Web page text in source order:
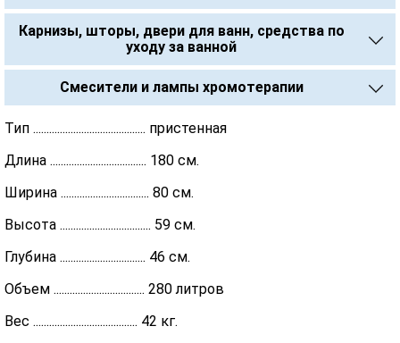
Карнизы, шторы, двери для ванн, средства по
уходу за ванной
Смесители и лампы хромотерапии
Тип .......................................... пристенная
Длина .................................... 180 см.
Ширина ................................. 80 см.
Высота .................................. 59 см.
Глубина ................................ 46 см.
Объем .................................. 280 литров
Вес ....................................... 42 кг.